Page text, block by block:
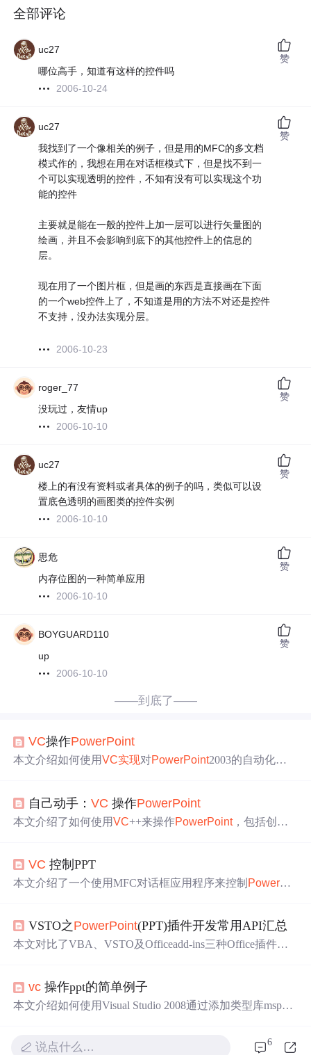
全部评论
uc27
哪位高手，知道有这样的控件吗
2006-10-24
赞
uc27
我找到了一个像相关的例子，但是用的MFC的多文档
模式作的，我想在用在对话框模式下，但是找不到一
个可以实现透明的控件，不知有没有可以实现这个功
能的控件
主要就是能在一般的控件上加一层可以进行矢量图的
绘画，并且不会影响到底下的其他控件上的信息的
层。
现在用了一个图片框，但是画的东西是直接画在下面
的一个web控件上了，不知道是用的方法不对还是控件
不支持，没办法实现分层。
2006-10-23
赞
roger_77
没玩过，友情up
2006-10-10
赞
uc27
楼上的有没有资料或者具体的例子的吗，类似可以设
置底色透明的画图类的控件实例
2006-10-10
赞
思危
内存位图的一种简单应用
2006-10-10
赞
BOYGUARD110
up
2006-10-10
赞
——到底了——
VC操作PowerPoint
本文介绍如何使用VC实现对PowerPoint2003的自动化操
自己动手：VC 操作PowerPoint
本文介绍了如何使用VC++来操作PowerPoint，包括创建
过程。
VC 控制PPT
本文介绍了一个使用MFC对话框应用程序来控制 PowerPoi
VSTO之 PowerPoint(PPT)插件开发常用API汇总
本文对比了VBA、VSTO及Officeadd-ins三种Office插件开
字体修改、图片插入等。
vc 操作ppt的简单例子
本文介绍如何使用Visual Studio 2008通过添加类型库msppt
说点什么… 6